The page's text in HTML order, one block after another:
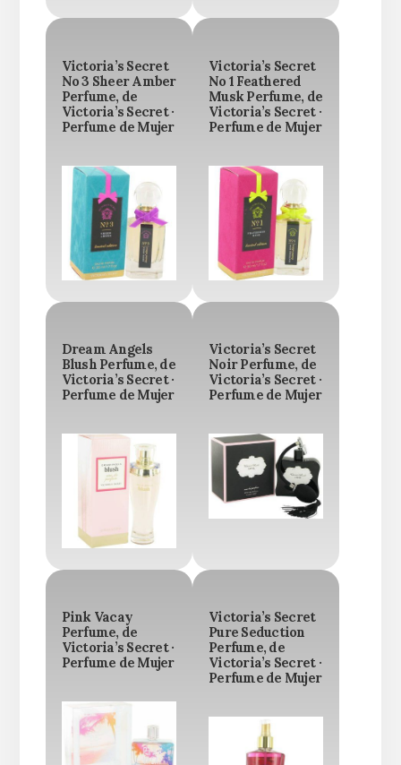
Victoria’s Secret
No 3 Sheer Amber
Perfume, de
Victoria’s Secret ·
Perfume de Mujer
Victoria’s Secret
No 1 Feathered
Musk Perfume, de
Victoria’s Secret ·
Perfume de Mujer
Dream Angels
Blush Perfume, de
Victoria’s Secret ·
Perfume de Mujer
Victoria’s Secret
Noir Perfume, de
Victoria’s Secret ·
Perfume de Mujer
Pink Vacay
Perfume, de
Victoria’s Secret ·
Perfume de Mujer
Victoria’s Secret
Pure Seduction
Perfume, de
Victoria’s Secret ·
Perfume de Mujer